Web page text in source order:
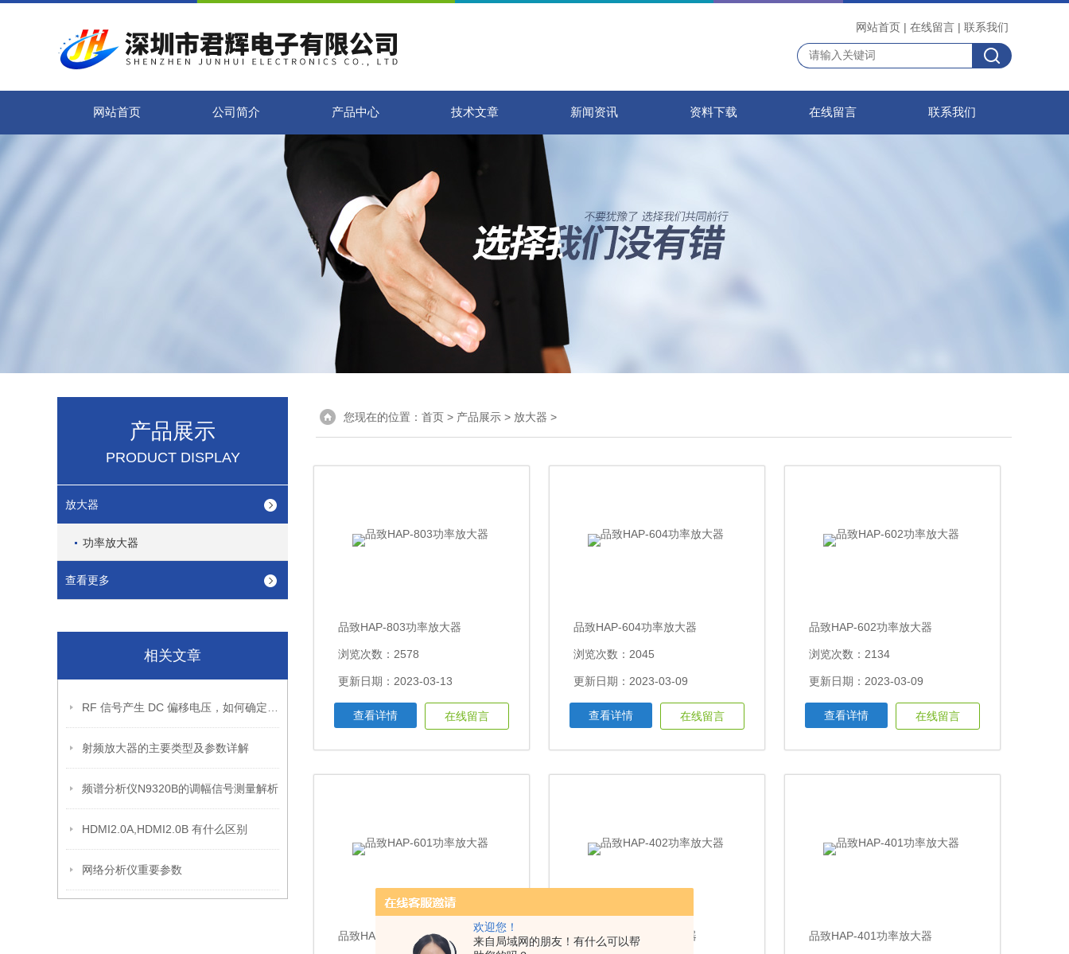
欢迎您！
来自局域网的朋友！有什么可以帮
网站首页 | 在线留言 | 联系我们
网站首页 公司简介 产品中心 技术文章 新闻资讯 资料下载 在线留言 联系我们
产品展示
PRODUCT DISPLAY
放大器
功率放大器
查看更多
相关文章
射频放大器的主要类型及参数详解
频谱分析仪N9320B的调幅信号测量解析
HDMI2.0A,HDMI2.0B 有什么区别
网络分析仪重要参数
您现在的位置： 首页 > 产品展示 > 放大器 >
品致HAP-803功率放大器
浏览次数：2578
更新日期：2023-03-13
查看详情 在线留言
品致HAP-604功率放大器
浏览次数：2045
更新日期：2023-03-09
查看详情 在线留言
品致HAP-602功率放大器
浏览次数：2134
更新日期：2023-03-09
查看详情 在线留言
品致HAP-601功率放大器 品致HAP-402功率放大器 品致HAP-401功率放大器